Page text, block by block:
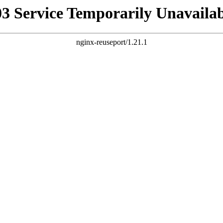
Service Temporarily
nginx-reuseport/1.21.1